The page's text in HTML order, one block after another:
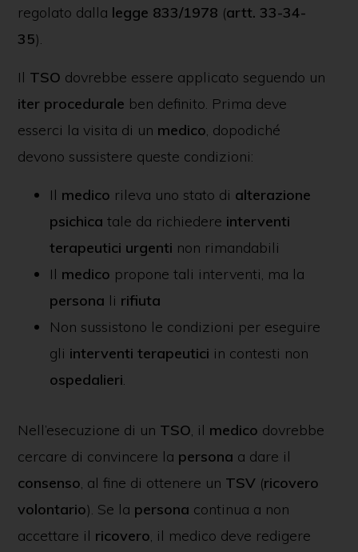
regolato dalla legge 833/1978 (artt. 33-34-
35).
Il TSO dovrebbe essere applicato seguendo un
iter procedurale ben definito. Prima deve
esserci la visita di un medico, dopodiché
devono sussistere queste condizioni:
Il medico rileva uno stato di alterazione
psichica tale da richiedere interventi
terapeutici urgenti non rimandabili
Il medico propone tali interventi, ma la
persona li rifiuta
Non sussistono le condizioni per eseguire
gli interventi terapeutici in contesti non
ospedalieri.
Nell’esecuzione di un TSO, il medico dovrebbe
cercare di convincere la persona a dare il
consenso, al fine di ottenere un TSV(ricovero
volontario). Se la persona continua a non
accettare il ricovero, il medico deve redigere